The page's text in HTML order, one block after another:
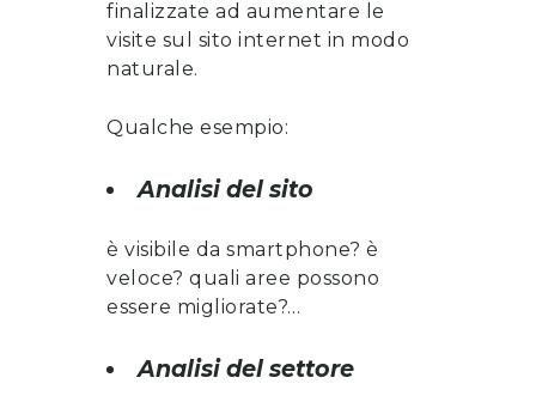
finalizzate ad aumentare le
visite sul sito internet in modo
naturale.
Qualche esempio:
Analisi del sito
è visibile da smartphone? è
veloce? quali aree possono
essere migliorate?…
Analisi del settore